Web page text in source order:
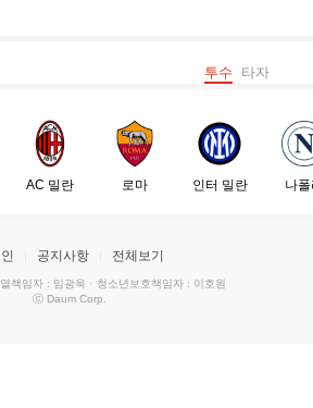
투수 타자
AC 밀란 로마 인터 밀란 나
공지사항 전체보기
책임자 : 임광욱 · 청소년보호책임자 : 이호원
ⓒ Daum Corp.